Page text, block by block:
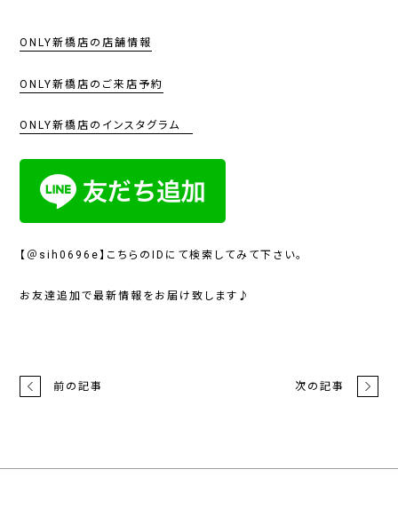
ONLY新橋店の店舗情報
ONLY新橋店のご来店予約
ONLY新橋店のインスタグラム
【＠sih0696e】こちらのIDにて検索してみて下さい。
お友達追加で最新情報をお届け致します♪
前の記事 次の記事